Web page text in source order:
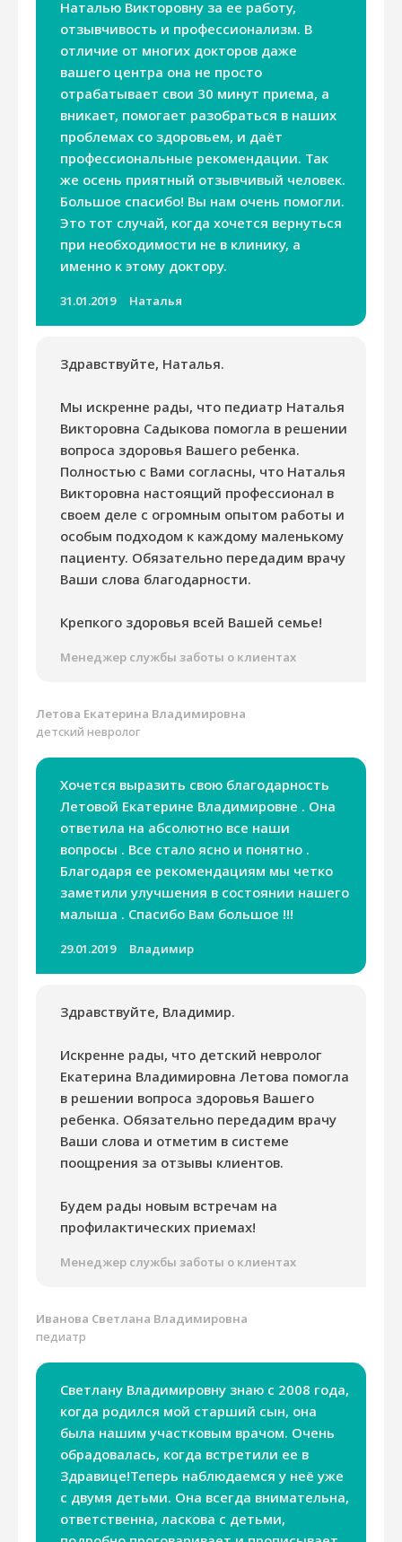
Наталью Викторовну за ее работу,
отзывчивость и профессионализм. В
отличие от многих докторов даже
вашего центра она не просто
отрабатывает свои 30 минут приема, а
вникает, помогает разобраться в наших
проблемах со здоровьем, и даёт
профессиональные рекомендации. Так
же осень приятный отзывчивый человек.
Большое спасибо! Вы нам очень помогли.
Это тот случай, когда хочется вернуться
при необходимости не в клинику, а
именно к этому доктору.
31.01.2019 Наталья
Здравствуйте, Наталья.
Мы искренне рады, что педиатр Наталья
Викторовна Садыкова помогла в решении
вопроса здоровья Вашего ребенка.
Полностью с Вами согласны, что Наталья
Викторовна настоящий профессионал в
своем деле с огромным опытом работы и
особым подходом к каждому маленькому
пациенту. Обязательно передадим врачу
Ваши слова благодарности.
Крепкого здоровья всей Вашей семье!
Менеджер службы заботы о клиентах
Летова Екатерина Владимировна
детский невролог
Хочется выразить свою благодарность
Летовой Екатерине Владимировне . Она
ответила на абсолютно все наши
вопросы . Все стало ясно и понятно .
Благодаря ее рекомендациям мы четко
заметили улучшения в состоянии нашего
малыша . Спасибо Вам большое !!!
29.01.2019 Владимир
Здравствуйте, Владимир.
Искренне рады, что детский невролог
Екатерина Владимировна Летова помогла
в решении вопроса здоровья Вашего
ребенка. Обязательно передадим врачу
Ваши слова и отметим в системе
поощрения за отзывы клиентов.
Будем рады новым встречам на
профилактических приемах!
Менеджер службы заботы о клиентах
Иванова Светлана Владимировна
педиатр
Светлану Владимировну знаю с 2008 года,
когда родился мой старший сын, она
была нашим участковым врачом. Очень
обрадовалась, когда встретили ее в
Здравице!Теперь наблюдаемся у неё уже
с двумя детьми. Она всегда внимательна,
ответственна, ласкова с детьми,